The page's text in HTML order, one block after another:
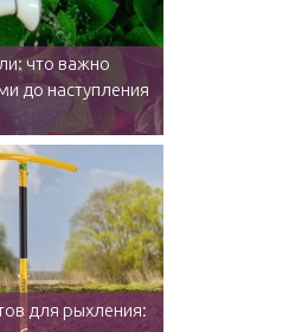
что важно
до наступления
для рыхления: